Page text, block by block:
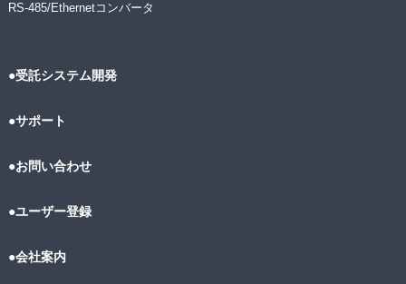
RS-485/Ethernetコンバータ
●受託システム開発
●サポート
●お問い合わせ
●ユーザー登録
●会社案内